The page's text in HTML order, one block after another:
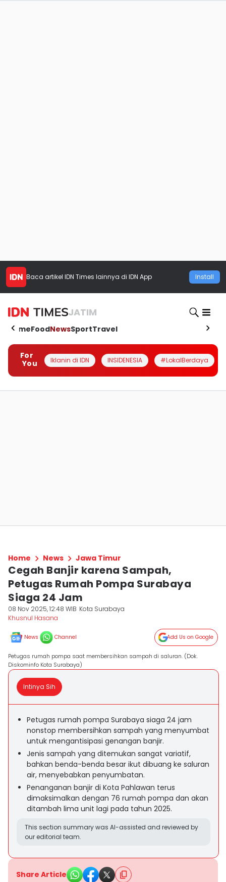
Baca artikel IDN Times lainnya di IDN App Install
JATIM
HomeFoodNewsSportTravel
For
You
Iklanin di IDN INSIDENESIA #LokalBerdaya
Home News Jawa Timur
Cegah Banjir karena Sampah,
Petugas Rumah Pompa Surabaya
Siaga 24 Jam
08 Nov 2025, 12:48 WIB Kota Surabaya
Khusnul Hasana
News Channel Add Us on Google
Petugas rumah pompa saat membersihkan sampah di saluran. (Dok.
Diskominfo Kota Surabaya)
Intinya Sih
Petugas rumah pompa Surabaya siaga 24 jam
nonstop membersihkan sampah yang menyumbat
untuk mengantisipasi genangan banjir.
Jenis sampah yang ditemukan sangat variatif,
bahkan benda-benda besar ikut dibuang ke saluran
air, menyebabkan penyumbatan.
Penanganan banjir di Kota Pahlawan terus
dimaksimalkan dengan 76 rumah pompa dan akan
ditambah lima unit lagi pada tahun 2025.
This section summary was AI-assisted and reviewed by
our editorial team.
Share Article